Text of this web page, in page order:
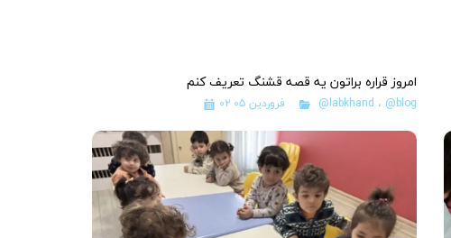
امروز قراره براتون یه قصه قشنگ تعریف کنم
۰۲ فروردین ۰۵ @labkhand ، @blog